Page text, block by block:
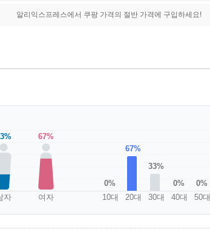
알리익스프레스에서 쿠팡 가격의 절반 가격에 구입하세요!
자
67%
여자
0%
10대
67%
20대
33%
30대
0%
40대
0%
50대